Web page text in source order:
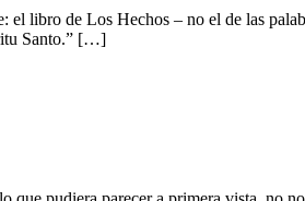
libro de Los Hechos – no el de las
Santo.” […]